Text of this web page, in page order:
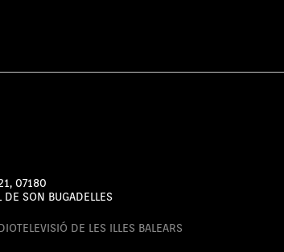
07180
SON BUGADELLES
DE LES ILLES BALEARS